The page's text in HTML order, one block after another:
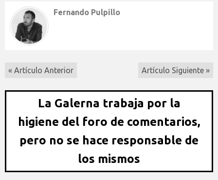
Fernando Pulpillo
« Artículo Anterior Artículo Siguiente »
La Galerna trabaja por la
higiene del foro de comentarios,
pero no se hace responsable de
los mismos